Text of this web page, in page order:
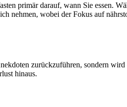
primär darauf, wann Sie essen.
nehmen, wobei der Fokus auf
zurückzuführen, sondern
hinaus.